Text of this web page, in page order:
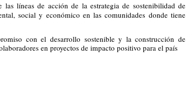
las líneas de acción de la estrategia de sostenibilidad de
social y económico en las comunidades donde tiene
con el desarrollo sostenible y la construcción de
en proyectos de impacto positivo para el país